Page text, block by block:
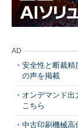
AD
安全性と断裁精
の声を掲載
オンデマンド出
こちら
中古印刷機械高